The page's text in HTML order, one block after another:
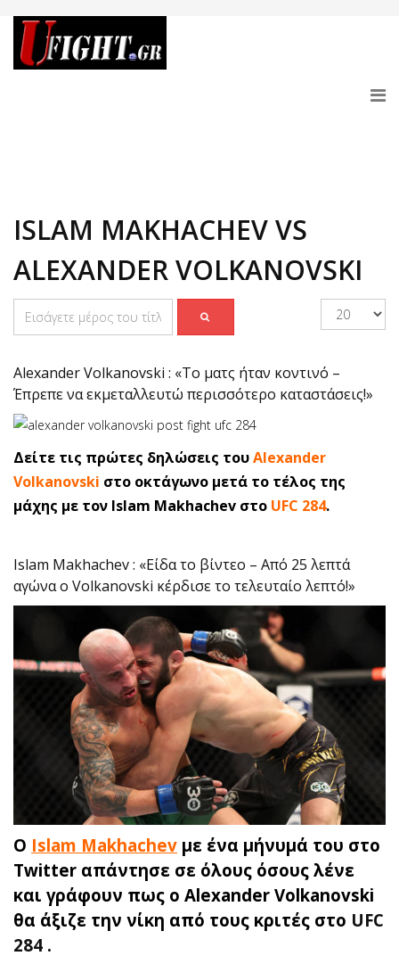
ISLAM MAKHACHEV VS
ALEXANDER VOLKANOVSKI
Alexander Volkanovski : «Το ματς ήταν κοντινό –
Έπρεπε να εκμεταλλευτώ περισσότερο καταστάσεις!»
Δείτε τις πρώτες δηλώσεις τουAlexander
Volkanovski στο οκτάγωνο μετά το τέλος της
μάχης με τον Islam Makhachev στο UFC 284.
Islam Makhachev : «Είδα το βίντεο – Από 25 λεπτά
αγώνα ο Volkanovski κέρδισε το τελευταίο λεπτό!»
Ο Islam Makhachev με ένα μήνυμά του στο
Twitter απάντησε σε όλους όσους λένε
και γράφουν πως ο Alexander Volkanovski
θα άξιζε την νίκη από τους κριτές στο UFC
284 .